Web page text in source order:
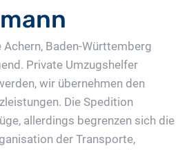
Baden-Württemberg
Private Umzugshelfer
wir übernehmen den
Die Spedition
allerdings begrenzen sich die
der Transporte,